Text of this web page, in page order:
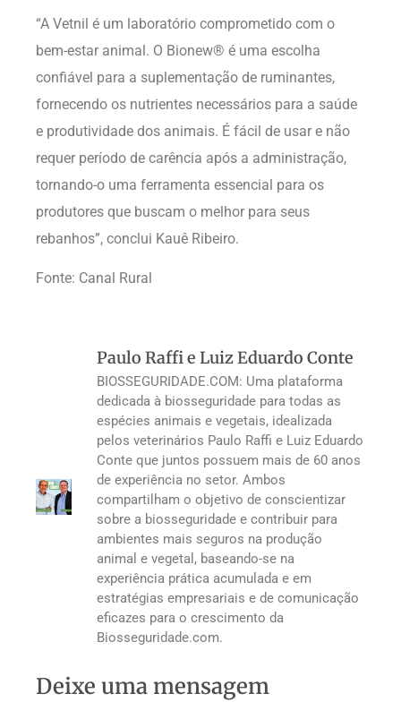
“A Vetnil é um laboratório comprometido com o
bem-estar animal. O Bionew® é uma escolha
confiável para a suplementação de ruminantes,
fornecendo os nutrientes necessários para a saúde
e produtividade dos animais. É fácil de usar e não
requer período de carência após a administração,
tornando-o uma ferramenta essencial para os
produtores que buscam o melhor para seus
rebanhos”, conclui Kauê Ribeiro.
Fonte: Canal Rural
Paulo Raffi e Luiz Eduardo Conte
BIOSSEGURIDADE.COM: Uma plataforma
dedicada à biosseguridade para todas as
espécies animais e vegetais, idealizada
pelos veterinários Paulo Raffi e Luiz Eduardo
Conte que juntos possuem mais de 60 anos
de experiência no setor. Ambos
compartilham o objetivo de conscientizar
sobre a biosseguridade e contribuir para
ambientes mais seguros na produção
animal e vegetal, baseando-se na
experiência prática acumulada e em
estratégias empresariais e de comunicação
eficazes para o crescimento da
Biosseguridade.com.
Deixe uma mensagem